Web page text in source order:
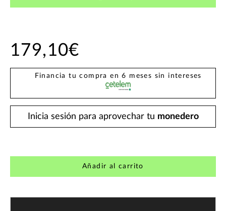
179,10€
Financia tu compra en 6 meses sin intereses
Inicia sesión para aprovechar tu monedero
Añadir al carrito